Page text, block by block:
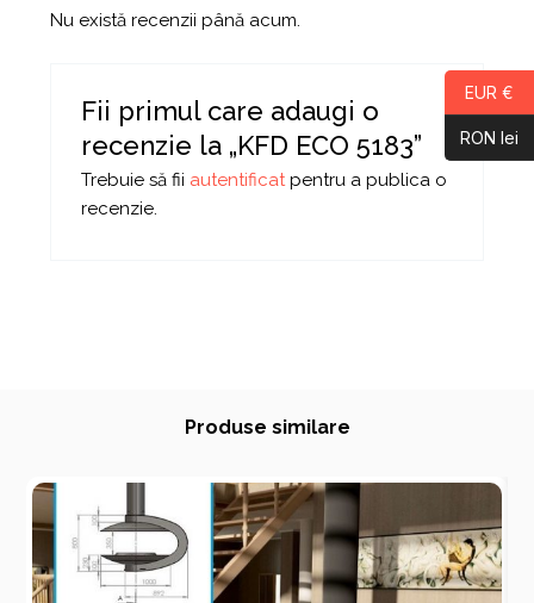
Nu există recenzii până acum.
Fii primul care adaugi o
recenzie la „KFD ECO 5183”
Trebuie să fii autentificatpentru a publica o
recenzie.
Produse similare
EUR €
RON lei